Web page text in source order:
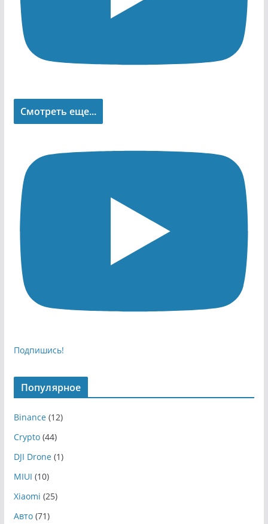
Смотреть еще...
Подпишись!
Популярное
Binance(12)
Crypto(44)
DJI Drone(1)
MIUI (10)
Xiaomi (25)
Авто(71)